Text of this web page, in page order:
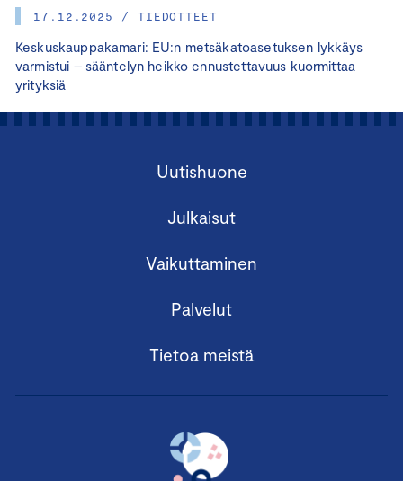
17.12.2025 / TIEDOTTEET
Keskuskauppakamari: EU:n metsäkatoasetuksen lykkäys
varmistui – sääntelyn heikko ennustettavuus kuormittaa
yrityksiä
Uutishuone
Julkaisut
Vaikuttaminen
Palvelut
Tietoa meistä